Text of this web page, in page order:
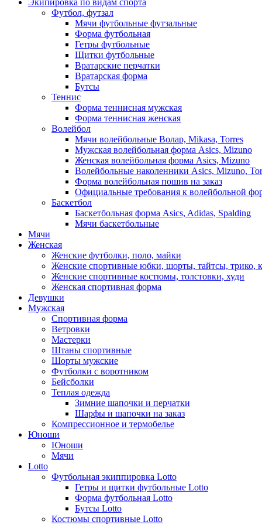
Экипировка по видам спорта
Футбол, футзал
Мячи футбольные футзальные
Форма футбольная
Гетры футбольные
Щитки футбольные
Вратарские перчатки
Вратарская форма
Бутсы
Теннис
Форма теннисная мужская
Форма теннисная женская
Волейбол
Мячи волейбольные Волар, Mikasa, Torres
Мужская волейбольная форма Asics, Mizuno
Женская волейбольная форма Asics, Mizuno
Волейбольные наколенники Asics, Mizuno,
Форма волейбольная пошив на заказ
Официальные требования к волейбольной
Баскетбол
Баскетбольная форма Asics, Adidas, Spalding
Мячи баскетбольные
Мячи
Женская
Женские футболки, поло, майки
Женские спортивные юбки, шорты, тайтсы, трико,
Женские спортивные костюмы, толстовки, худи
Женская спортивная форма
Девушки
Мужская
Спортивная форма
Ветровки
Мастерки
Штаны спортивные
Шорты мужские
Футболки с воротником
Бейсболки
Теплая одежда
Зимние шапочки и перчатки
Шарфы и шапочки на заказ
Компрессионное и термобелье
Юноши
Юноши
Мячи
Lotto
Футбольная экиппировка Lotto
Гетры и щитки футбольные Lotto
Форма футбольная Lotto
Бутсы Lotto
Костюмы спортивные Lotto